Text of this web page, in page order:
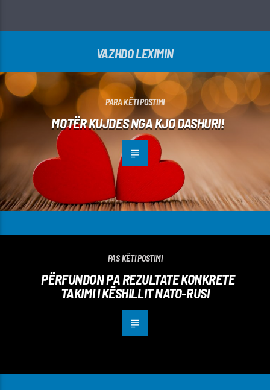
VAZHDO LEXIMIN
PARA KËTI POSTIMI
MOTËR KUJDES NGA KJO DASHURI!
PAS KËTI POSTIMI
PËRFUNDON PA REZULTATE KONKRETE
TAKIMI I KËSHILLIT NATO-RUSI